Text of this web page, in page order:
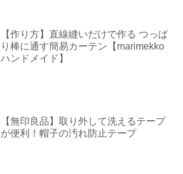
【作り方】直線縫いだけで作る つっぱ
り棒に通す簡易カーテン【marimekko
ハンドメイド】
【無印良品】取り外して洗えるテープ
が便利！帽子の汚れ防止テープ